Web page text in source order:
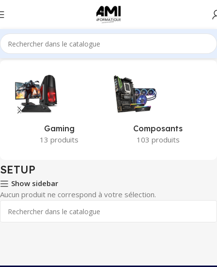
Accueil Produits identifiés “SETUP”
Gaming
13 produits
Composants
103 produits
SETUP
Show sidebar
Aucun produit ne correspond à votre sélection.